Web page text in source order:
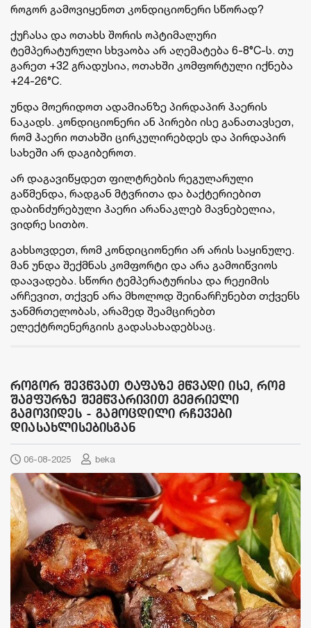
როგორ გამოვიყენოთ კონდიციონერი სწორად?
ქუჩასა და ოთახს შორის ოპტიმალური
ტემპერატურული სხვაობა არ აღემატება 6-8°C-ს. თუ
გარეთ +32 გრადუსია, ოთახში კომფორტული იქნება
+24-26°C.
უნდა მოერიდოთ ადამიანზე პირდაპირ ჰაერის
ნაკადს. კონდიციონერი ან პირები ისე განათავსეთ,
რომ ჰაერი ოთახში ცირკულირებდეს და პირდაპირ
სახეში არ დაგიბეროთ.
არ დაგავიწყდეთ ფილტრების რეგულარული
გაწმენდა, რადგან მტვრითა და ბაქტერიებით
დაბინძურებული ჰაერი არანაკლებ მავნებელია,
ვიდრე სითბო.
გახსოვდეთ, რომ კონდიციონერი არ არის საყინულე.
მან უნდა შექმნას კომფორტი და არა გამოიწვიოს
დაავადება. სწორი ტემპერატურისა და რეჟიმის
არჩევით, თქვენ არა მხოლოდ შეინარჩუნებთ თქვენს
ჯანმრთელობას, არამედ შეამცირებთ
ელექტროენერგიის გადასახადებსაც.
როგორ შევწვათ ტაფაზე მწვადი ისე, რომ
შამფურზე შემწვარივით გემრიელი
გამოვიდეს - გამოცდილი რჩევები
დიასახლისებისგან
06-08-2025 beka